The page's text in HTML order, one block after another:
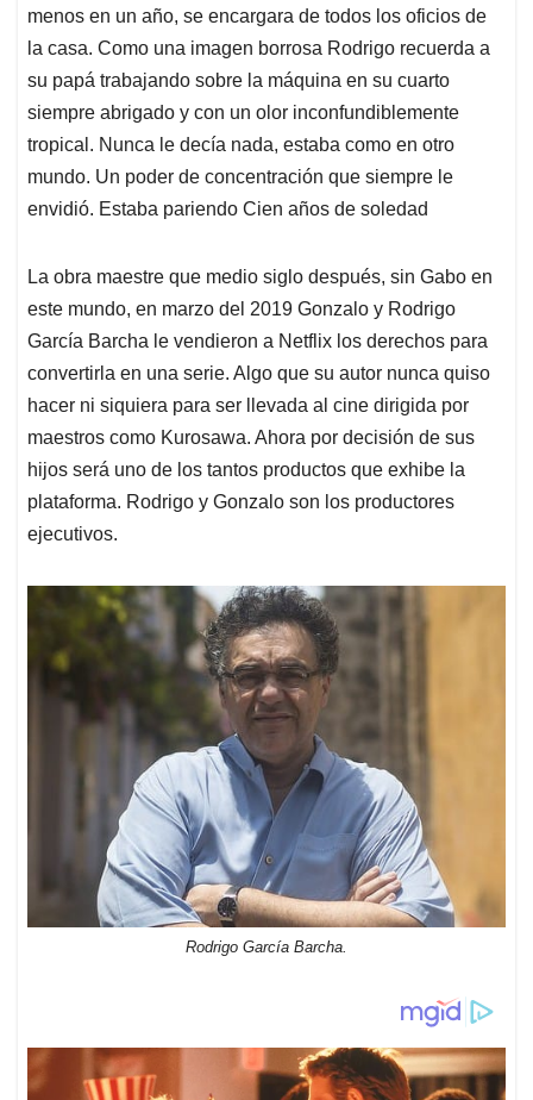
menos en un año, se encargara de todos los oficios de
la casa. Como una imagen borrosa Rodrigo recuerda a
su papá trabajando sobre la máquina en su cuarto
siempre abrigado y con un olor inconfundiblemente
tropical. Nunca le decía nada, estaba como en otro
mundo. Un poder de concentración que siempre le
envidió. Estaba pariendo Cien años de soledad
La obra maestre que medio siglo después, sin Gabo en
este mundo, en marzo del 2019 Gonzalo y Rodrigo
García Barcha le vendieron a Netflix los derechos para
convertirla en una serie. Algo que su autor nunca quiso
hacer ni siquiera para ser llevada al cine dirigida por
maestros como Kurosawa. Ahora por decisión de sus
hijos será uno de los tantos productos que exhibe la
plataforma. Rodrigo y Gonzalo son los productores
ejecutivos.
Rodrigo García Barcha.